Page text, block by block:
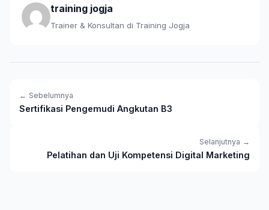
training jogja
Trainer & Konsultan di Training Jogja
← Sebelumnya
Sertifikasi Pengemudi Angkutan B3
Selanjutnya →
Pelatihan dan Uji Kompetensi Digital Marketing